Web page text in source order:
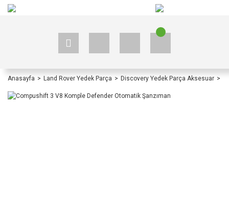
Anasayfa Land Rover Yedek Parça Discovery Yedek Parça Aksesuar